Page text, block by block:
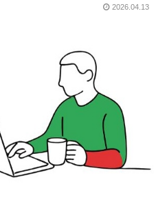
2026.04.13